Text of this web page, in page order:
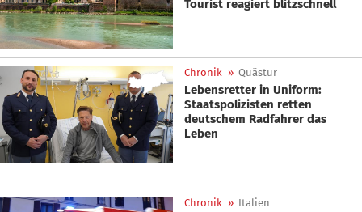
Tourist reagiert blitzschnell
Chronik » Quästur
Lebensretter in Uniform:
Staatspolizisten retten
deutschem Radfahrer das
Leben
Chronik » Italien